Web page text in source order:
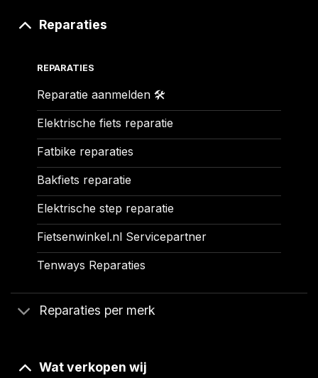
Reparaties
REPARATIES
Reparatie aanmelden 🛠️
Elektrische fiets reparatie
Fatbike reparaties
Bakfiets reparatie
Elektrische step reparatie
Fietsenwinkel.nl Servicepartner
Tenways Reparaties
Reparaties per merk
Wat verkopen wij